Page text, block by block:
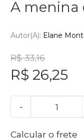
A menina
Autor(a): Elane
R$ 33,16
R$ 26,25
-
Calcular o frete